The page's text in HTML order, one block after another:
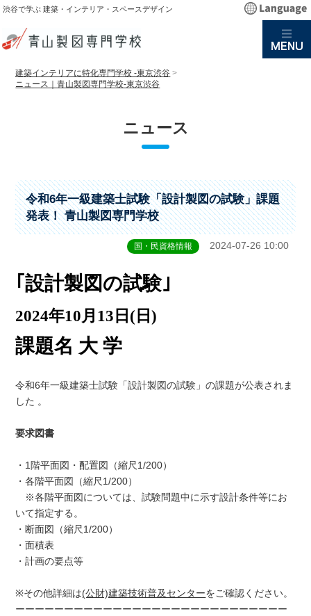
渋谷で学ぶ 建築・インテリア・スペースデザイン
建築インテリアに特化専門学校 -東京渋谷 >
ニュース｜青山製図専門学校-東京渋谷
ニュース
令和6年一級建築士試験「設計製図の試験」課題
発表！ 青山製図専門学校
国・民資格情報 2024-07-26 10:00
｢設計製図の試験｣
2024年10月13日(日)
課題名 大 学
令和6年一級建築士試験「設計製図の試験」の課題が公表されま
した 。
要求図書
・1階平面図・配置図（縮尺1/200）
・各階平面図（縮尺1/200）
※各階平面図については、試験問題中に示す設計条件等にお
いて指定する。
・断面図（縮尺1/200）
・面積表
・計画の要点等
※その他詳細は(公財)建築技術普及センターをご確認ください。
ーーーーーーーーーーーーーーーーーーーーーーーーーーーー